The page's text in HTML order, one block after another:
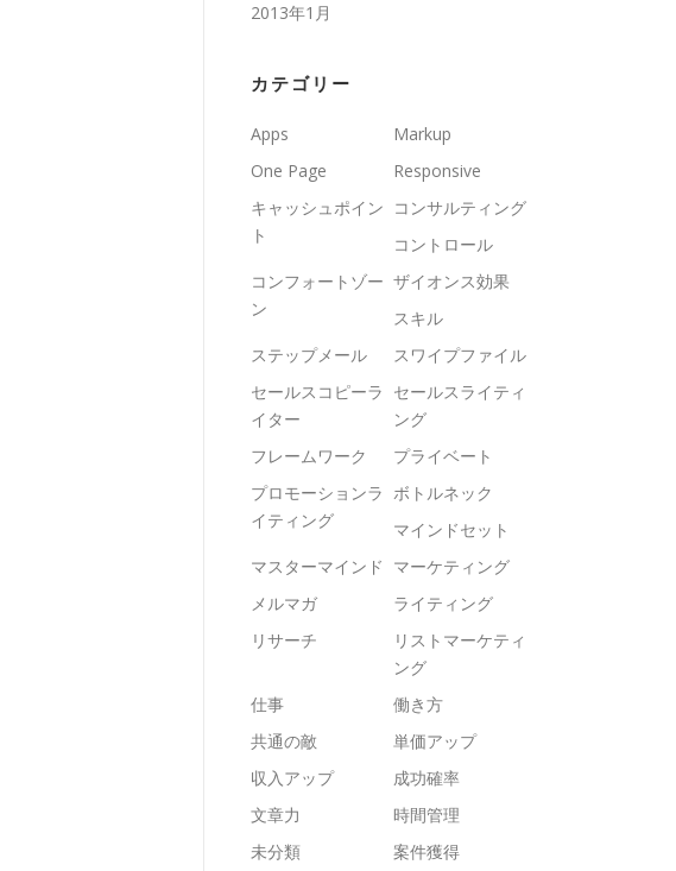
2013年1月
カテゴリー
Apps
Markup
One Page
Responsive
キャッシュポイン
ト
コンサルティング
コントロール
コンフォートゾー
ン
ザイオンス効果
スキル
ステップメール
スワイプファイル
セールスコピーラ
イター
セールスライティ
ング
フレームワーク
プライベート
プロモーションラ
イティング
ボトルネック
マインドセット
マスターマインド マーケティング
メルマガ
ライティング
リサーチ
リストマーケティ
ング
仕事
働き方
共通の敵
単価アップ
収入アップ
成功確率
文章力
時間管理
未分類
案件獲得